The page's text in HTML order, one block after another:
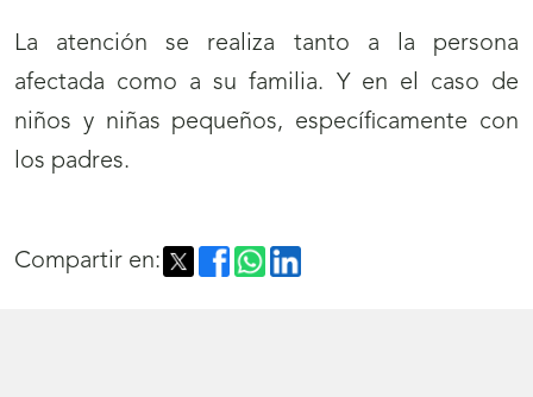
La atención se realiza tanto a la persona
afectada como a su familia. Y en el caso de
niños y niñas pequeños, específicamente con
los padres.
Compartir en: